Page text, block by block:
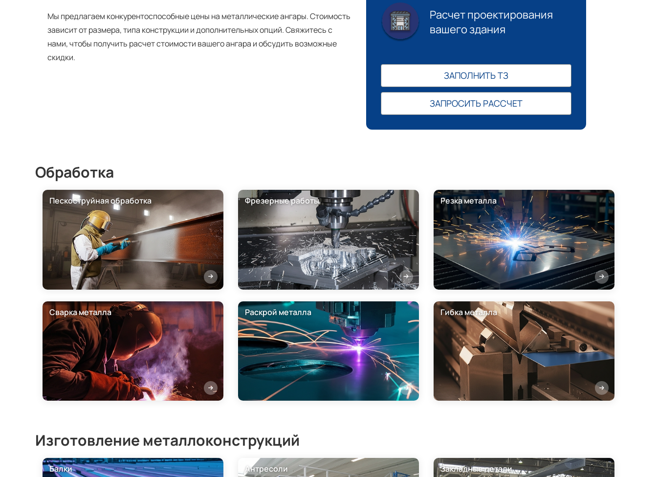
Мы предлагаем конкурентоспособные цены на металлические ангары. Стоимость
зависит от размера, типа конструкции и дополнительных опций. Свяжитесь с
нами, чтобы получить расчет стоимости вашего ангара и обсудить возможные
скидки.
Расчет проектирования
вашего здания
ЗАПОЛНИТЬ ТЗ
ЗАПРОСИТЬ РАССЧЕТ
Обработка
Пескоструйная обработка Фрезерные работы Резка металла
Сварка металла Раскрой металла Гибка металла
Изготовление металлоконструкций
Балки Антресоли Закладные детали